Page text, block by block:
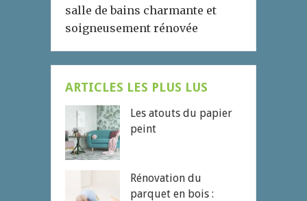
salle de bains charmante et
soigneusement rénovée
ARTICLES LES PLUS LUS
Les atouts du papier
peint
Rénovation du
parquet en bois :